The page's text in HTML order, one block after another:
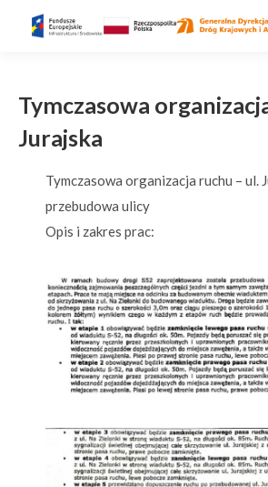
Tymczasowa
Jurajska
Tymczasowa organizacja ruchu – ul.
przebudowa ulicy
Opis i zakres prac: